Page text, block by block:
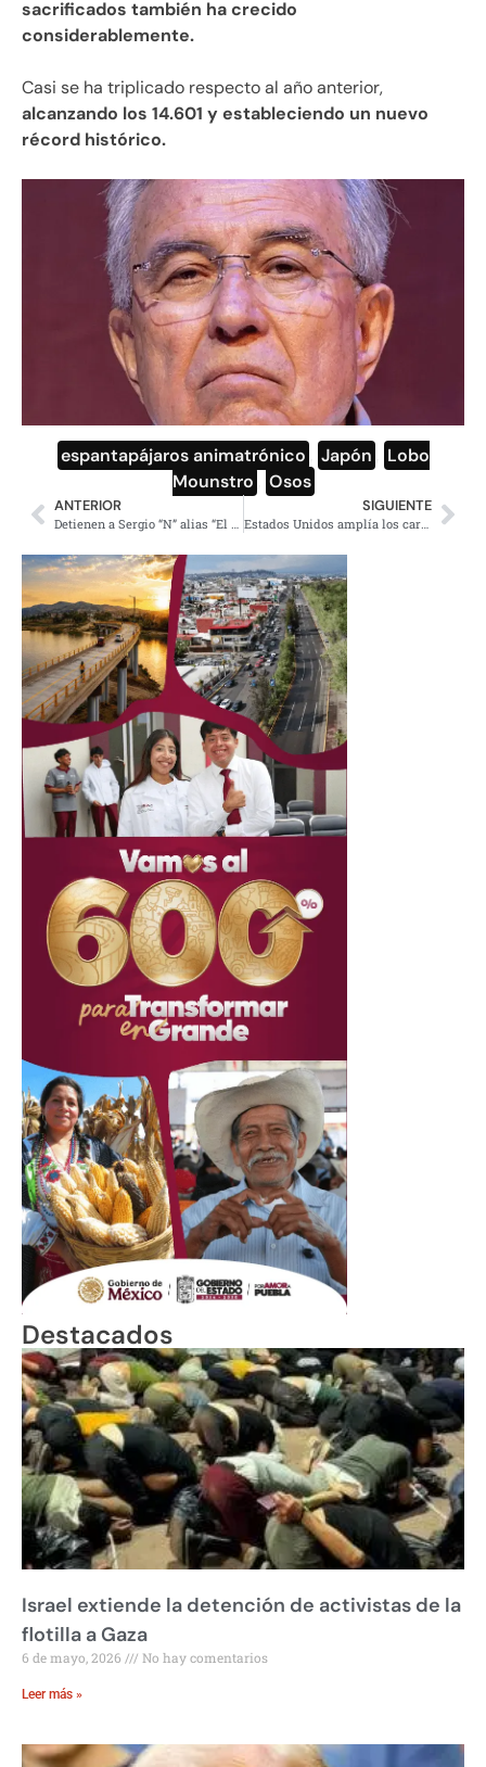
sacrificados también ha crecido
considerablemente.
Casi se ha triplicado respecto al año anterior,
alcanzando los 14.601 y estableciendo un nuevo
récord histórico.
espantapájaros animatrónico Japón
Lobo
Mounstro
Osos
ANTERIOR
Detienen a Sergio “N” alias “El Checo” del Cártel Jalisco
SIGUIENTE
Estados Unidos amplía los cargos contra «El Jardinero»
Destacados
Israel extiende la detención de activistas de la
flotilla a Gaza
6 de mayo, 2026 No hay comentarios
Leer más »